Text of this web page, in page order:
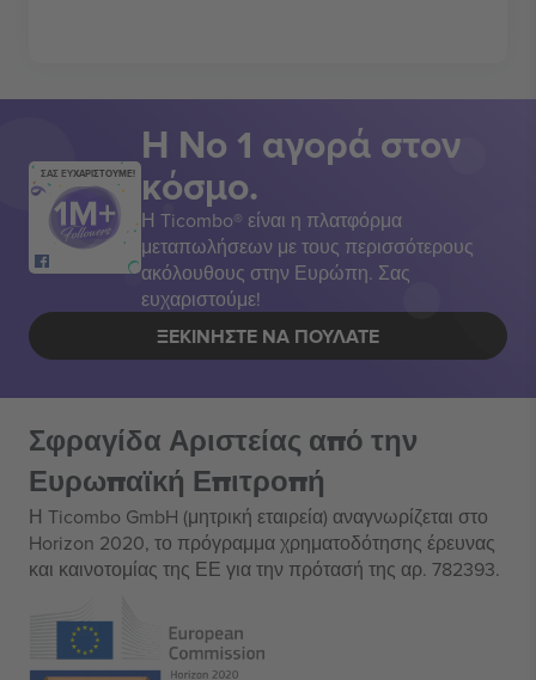
ΣΑΣ ΕΥΧΑΡΙΣΤΟΥΜΕ!
Η Νο 1 αγορά στον
κόσμο.
Η Ticombo® είναι η πλατφόρμα
μεταπωλήσεων με τους περισσότερους
ακόλουθους στην Ευρώπη. Σας
ευχαριστούμε!
ΞΕΚΙΝΉΣΤΕ ΝΑ ΠΟΥΛΆΤΕ
Σφραγίδα Αριστείας από την
Ευρωπαϊκή Επιτροπή
Η Ticombo GmbH (μητρική εταιρεία) αναγνωρίζεται στο
Horizon 2020, το πρόγραμμα χρηματοδότησης έρευνας
και καινοτομίας της ΕΕ για την πρότασή της αρ. 782393.